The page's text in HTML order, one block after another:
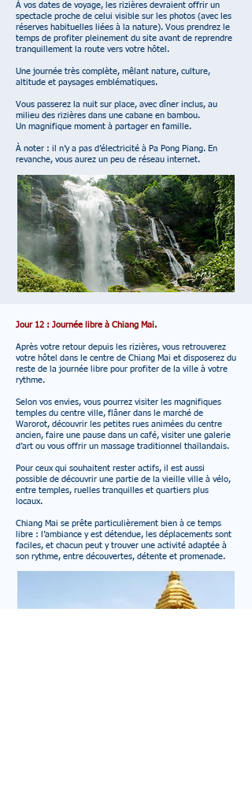
À vos dates de voyage, les rizières devraient offrir un
spectacle proche de celui visible sur les photos (avec les
réserves habituelles liées à la nature). Vous prendrez le
temps de profiter pleinement du site avant de reprendre
tranquillement la route vers votre hôtel.
Une journée très complète, mêlant nature, culture,
altitude et paysages emblématiques.
Vous passerez la nuit sur place, avec dîner inclus, au
milieu des rizières dans une cabane en bambou.
Un magnifique moment à partager en famille.
À noter : il n’y a pas d’électricité à Pa Pong Piang. En
revanche, vous aurez un peu de réseau internet.
Jour 12 : Journée libre à Chiang Mai.
Après votre retour depuis les rizières, vous retrouverez
votre hôtel dans le centre de Chiang Mai et disposerez du
reste de la journée libre pour profiter de la ville à votre
rythme.
Selon vos envies, vous pourrez visiter les magnifiques
temples du centre ville, flâner dans le marché de
Warorot, découvrir les petites rues animées du centre
ancien, faire une pause dans un café, visiter une galerie
d’art ou vous offrir un massage traditionnel thaïlandais.
Pour ceux qui souhaitent rester actifs, il est aussi
possible de découvrir une partie de la vieille ville à vélo,
entre temples, ruelles tranquilles et quartiers plus
locaux.
Chiang Mai se prête particulièrement bien à ce temps
libre : l’ambiance y est détendue, les déplacements sont
faciles, et chacun peut y trouver une activité adaptée à
son rythme, entre découvertes, détente et promenade.